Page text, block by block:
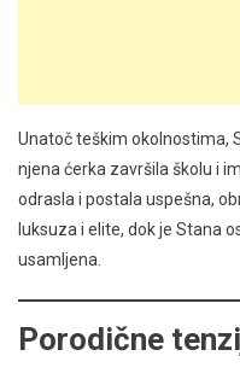
Unatoč teškim okolnostima,
njena ćerka završila školu i
odrasla i postala uspešna,
luksuza i elite, dok je Stana
usamljena.
Porodične